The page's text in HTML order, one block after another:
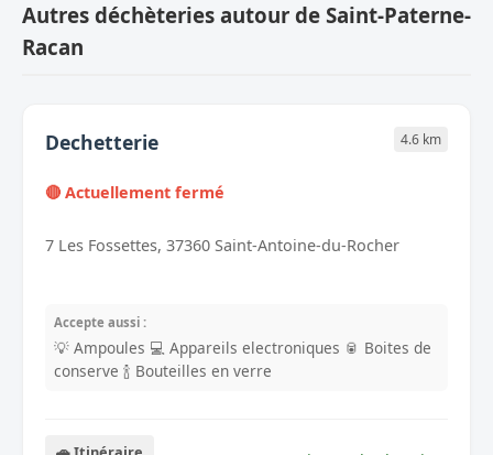
Autres déchèteries autour de Saint-Paterne-
Racan
Dechetterie 4.6 km
🔴 Actuellement fermé
7 Les Fossettes, 37360 Saint-Antoine-du-Rocher
Accepte aussi :
💡 Ampoules 💻 Appareils electroniques 🥫 Boites de
conserve 🍾 Bouteilles en verre